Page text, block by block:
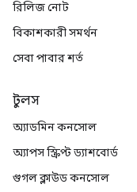
রিলিজ নোট
বিকাশকারী সমর্থন
সেবা পাবার শর্ত
টুলস
অ্যাডমিন কনসোল
অ্যাপস স্ক্রিপ্ট ড্যাশবোর্ড
গুগল ক্লাউড কনসোল